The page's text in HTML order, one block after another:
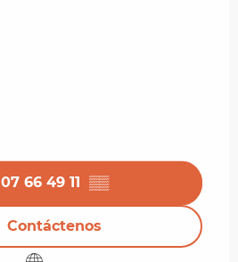
07 66 49 11 ▒▒
Contáctenos